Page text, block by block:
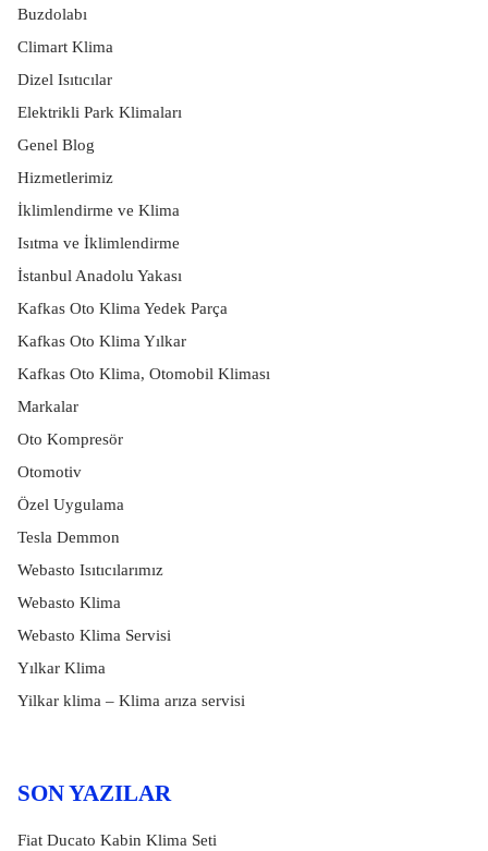
Buzdolabı
Climart Klima
Dizel Isıtıcılar
Elektrikli Park Klimaları
Genel Blog
Hizmetlerimiz
İklimlendirme ve Klima
Isıtma ve İklimlendirme
İstanbul Anadolu Yakası
Kafkas Oto Klima Yedek Parça
Kafkas Oto Klima Yılkar
Kafkas Oto Klima, Otomobil Kliması
Markalar
Oto Kompresör
Otomotiv
Özel Uygulama
Tesla Demmon
Webasto Isıtıcılarımız
Webasto Klima
Webasto Klima Servisi
Yılkar Klima
Yilkar klima – Klima arıza servisi
SON YAZILAR
Fiat Ducato Kabin Klima Seti